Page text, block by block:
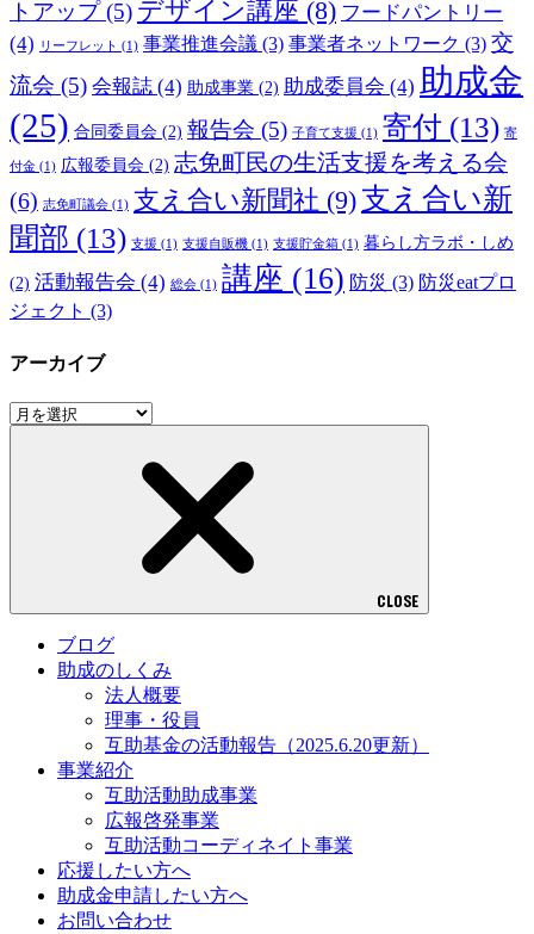
トアップ(5) デザイン講座 (8) フードパントリー
(4)
リーフレット (1) 事業推進会議 (3) 事業者ネットワーク (3) 交
流会 (5) 会報誌 (4) 助成事業 (2) 助成委員会 (4) 助成金
(25) 合同委員会 (2) 報告会 (5) 子育て支援 (1) 寄付 (13) 寄
付金 (1) 広報委員会 (2) 志免町民の生活支援を考える会
(6) 志免町議会 (1) 支え合い新聞社 (9) 支え合い新
聞部 (13) 支援 (1) 支援自販機 (1) 支援貯金箱 (1) 暮らし方ラボ・しめ
(2) 活動報告会 (4) 総会 (1) 講座 (16) 防災 (3) 防災eatプロ
ジェクト (3)
アーカイブ
ア
CLOSE
ブログ
助成のしくみ
法人概要
理事・役員
互助基金の活動報告（2025.6.20更新）
事業紹介
互助活動助成事業
広報啓発事業
互助活動コーディネイト事業
応援したい方へ
助成金申請したい方へ
お問い合わせ